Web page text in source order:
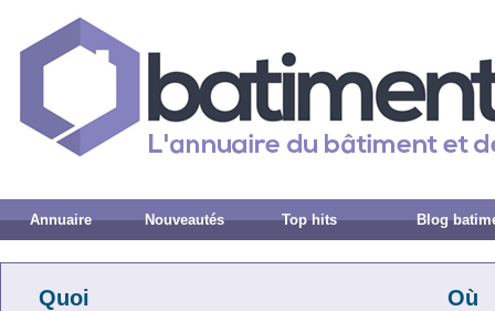
Annuaire Nouveautés Top hits Blog
Quoi Où